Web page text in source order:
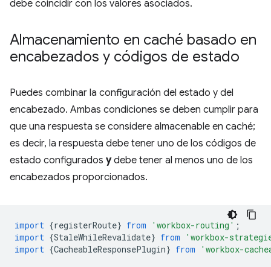
debe coincidir con los valores asociados.
Almacenamiento en caché basado en
encabezados y códigos de estado
Puedes combinar la configuración del estado y del
encabezado. Ambas condiciones se deben cumplir para
que una respuesta se considere almacenable en caché;
es decir, la respuesta debe tener uno de los códigos de
estado configurados ydebe tener al menos uno de los
encabezados proporcionados.
import {registerRoute} from 'workbox-routing' ;
import {StaleWhileRevalidate} from
'workbox-
import {CacheableResponsePlugin} from 'workbox-